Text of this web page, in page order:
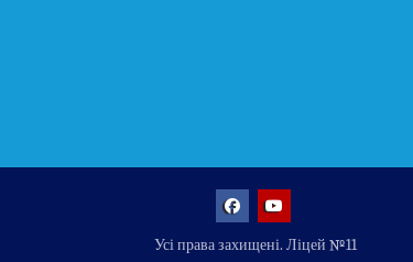
Усі права захищені. Ліцей №11